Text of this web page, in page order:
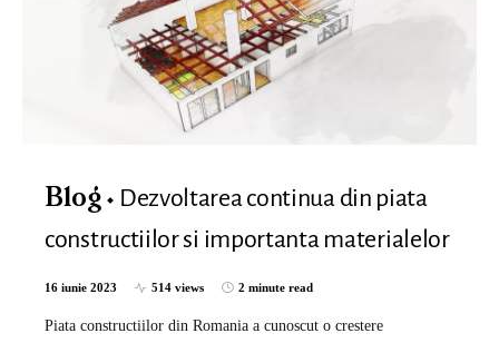
Blog
Dezvoltarea continua din piata
constructiilor si importanta materialelor
16 iunie 2023 514 views 2 minute read
Piata constructiilor din Romania a cunoscut o crestere